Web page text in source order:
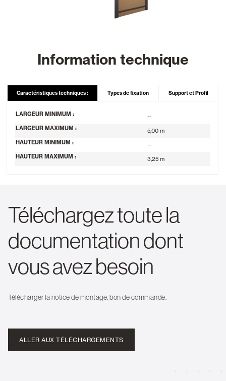
Information technique
Caractéristiques techniques : Types de fixation Support et Profil
LARGEUR MINIMUM :
--
LARGEUR MAXIMUM :
5,00 m
HAUTEUR MINIMUM :
--
HAUTEUR MAXIMUM :
3,25 m
Téléchargez toute la
documentation dont
vous avez besoin
Télécharger la notice de montage, bon de commande.
ALLER AUX TÉLÉCHARGEMENTS